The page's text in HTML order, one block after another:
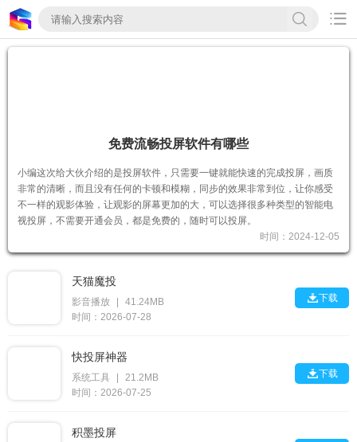

免费流畅投屏软件有哪些
小编这次给大伙介绍的是投屏软件，只需要一键就能快速的完成投屏，画质
非常的清晰，而且没有任何的卡顿和模糊，同步的效果非常到位，让你感受
不一样的观影体验，让观影的屏幕更加的大，可以选择很多种类型的智能电
视投屏，不需要开通会员，都是免费的，随时可以投屏。
时间：2024-12-05
天猫魔投
影音播放
41.24MB
时间：2026-07-28
下载
快投屏神器
系统工具
21.2MB
时间：2026-07-25
下载
积墨投屏